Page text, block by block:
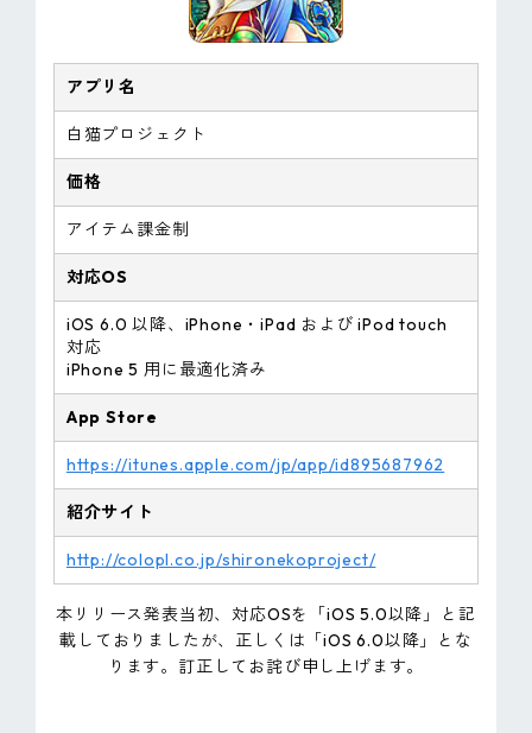
アプリ名
白猫プロジェクト
価格
アイテム課金制
対応OS
iOS 6.0 以降、iPhone・iPad および iPod touch
対応
iPhone 5 用に最適化済み
App Store
https://itunes.apple.com/jp/app/id895687962
紹介サイト
http://colopl.co.jp/shironekoproject/
本リリース発表当初、対応OSを「iOS 5.0以降」と記
載しておりましたが、正しくは「iOS 6.0以降」とな
ります。訂正してお詫び申し上げます。